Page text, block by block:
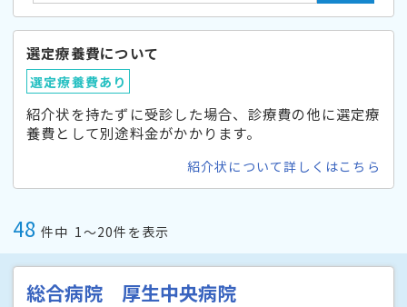
選定療養費について
選定療養費あり
紹介状を持たずに受診した場合、診療費の他に選定療
養費として別途料金がかかります。
紹介状について詳しくはこちら
48 件中 1〜20件を表示
総合病院 厚生中央病院